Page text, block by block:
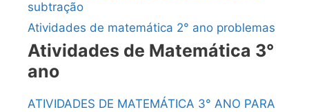
subtração
Atividades de matemática 2° ano problemas
Atividades de Matemática 3°
ano
ATIVIDADES DE MATEMÁTICA 3° ANO PARA